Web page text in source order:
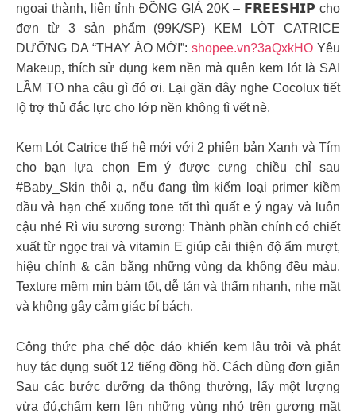
ngoại thành, liên tỉnh ĐỒNG GIÁ 20K – 𝗙𝗥𝗘𝗘𝗦𝗛𝗜𝗣 cho
đơn từ 3 sản phẩm (99K/SP) KEM LÓT CATRICE
DƯỠNG DA “THAY ÁO MỚI”:shopee.vn?3aQxkHO Yêu
Makeup, thích sử dụng kem nền mà quên kem lót là SAI
LẦM TO nha cậu gì đó ơi. Lại gần đây nghe Cocolux tiết
lộ trợ thủ đắc lực cho lớp nền không tì vết nè.
Kem Lót Catrice thế hệ mới với 2 phiên bản Xanh và Tím
cho bạn lựa chọn Em ý được cưng chiều chỉ sau
#Baby_Skin thôi ạ, nếu đang tìm kiếm loại primer kiềm
dầu và hạn chế xuống tone tốt thì quất e ý ngay và luôn
cậu nhé Rì viu sương sương: Thành phần chính có chiết
xuất từ ngọc trai và vitamin E giúp cải thiện độ ẩm mượt,
hiệu chỉnh & cân bằng những vùng da không đều màu.
Texture mềm mịn bám tốt, dễ tán và thấm nhanh, nhẹ mặt
và không gây cảm giác bí bách.
Công thức pha chế độc đáo khiến kem lâu trôi và phát
huy tác dụng suốt 12 tiếng đồng hồ. Cách dùng đơn giản
Sau các bước dưỡng da thông thường, lấy một lượng
vừa đủ,chấm kem lên những vùng nhỏ trên gương mặt